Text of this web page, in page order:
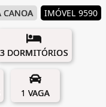
CANOA IMÓVEL 9590
3 DORMITÓRIOS
1 VAGA